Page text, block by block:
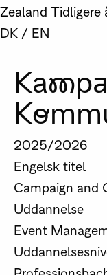
Zealand Tidligere
DK / EN
2025/2026
Engelsk titel
Campaign and
Uddannelse
Event